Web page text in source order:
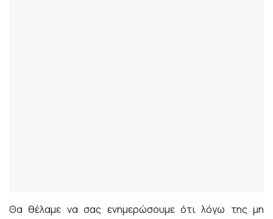
Θα θέλαμε να σας ενημερώσουμε ότι λόγω της μη